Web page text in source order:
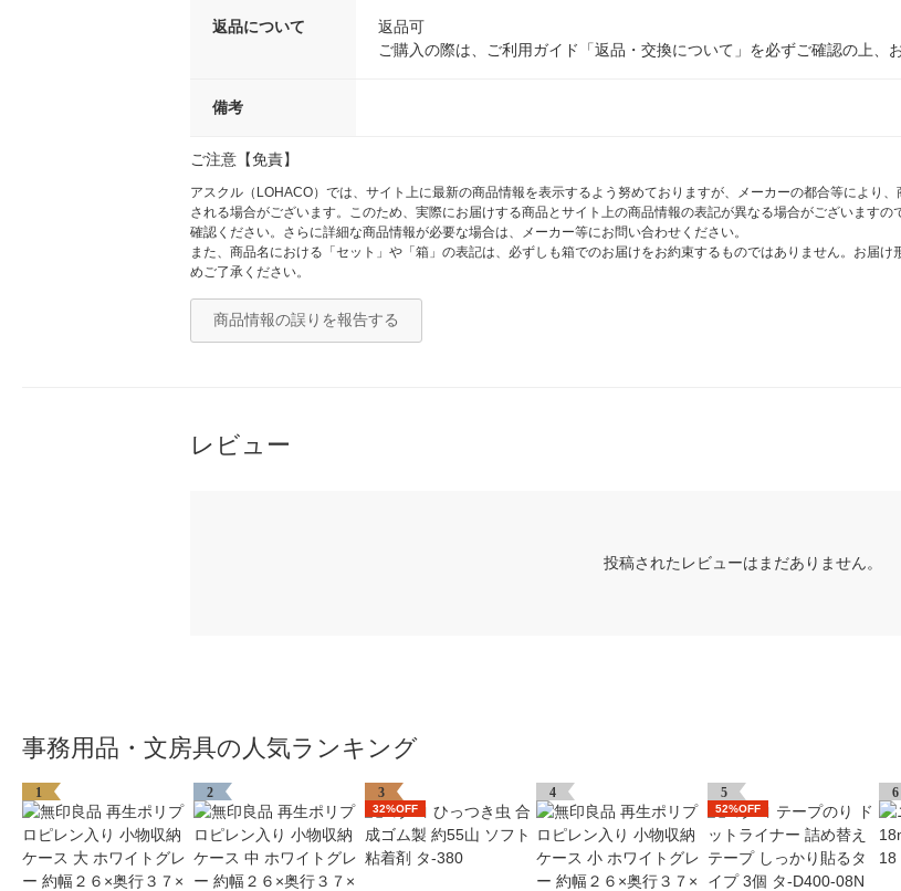
返品について
返品可
ご購入の際は、ご利用ガイド「返品・交換について」を必ずご確認の上、
備考
ご注意【免責】
アスクル（LOHACO）では、サイト上に最新の商品情報を表示するよう努めておりますが、メーカーの都合等により
される場合がございます。このため、実際にお届けする商品とサイト上の商品情報の表記が異なる場合がございます
確認ください。さらに詳細な商品情報が必要な場合は、メーカー等にお問い合わせください。
また、商品名における「セット」や「箱」の表記は、必ずしも箱でのお届けをお約束するものではありません。お届
めご了承ください。
商品情報の誤りを報告する
レビュー
投稿されたレビューはまだありません。
事務用品・文房具の人気ランキング
1 2 3
32%OFF
4 5
52%OFF
6